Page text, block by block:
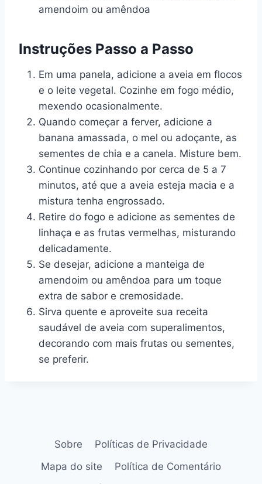
amendoim ou amêndoa
Instruções Passo a Passo
Em uma panela, adicione a aveia em flocos
e o leite vegetal. Cozinhe em fogo médio,
mexendo ocasionalmente.
Quando começar a ferver, adicione a
banana amassada, o mel ou adoçante, as
sementes de chia e a canela. Misture bem.
Continue cozinhando por cerca de 5 a 7
minutos, até que a aveia esteja macia e a
mistura tenha engrossado.
Retire do fogo e adicione as sementes de
linhaça e as frutas vermelhas, misturando
delicadamente.
Se desejar, adicione a manteiga de
amendoim ou amêndoa para um toque
extra de sabor e cremosidade.
Sirva quente e aproveite sua receita
saudável de aveia com superalimentos,
decorando com mais frutas ou sementes,
se preferir.
Sobre
Políticas de Privacidade
Mapa do site
Política de Comentário